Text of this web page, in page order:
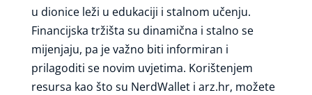
u dionice leži u edukaciji i stalnom učenju.
Financijska tržišta su dinamična i stalno se
mijenjaju, pa je važno biti informiran i
prilagoditi se novim uvjetima. Korištenjem
resursa kao što su NerdWallet i arz.hr, možete